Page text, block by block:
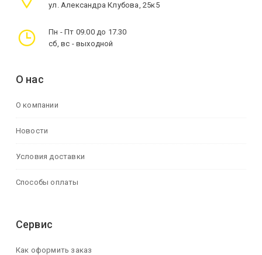
ул. Александра Клубова, 25к5
Пн - Пт 09.00 до 17.30
сб, вс - выходной
О нас
О компании
Новости
Условия доставки
Способы оплаты
Сервис
Как оформить заказ